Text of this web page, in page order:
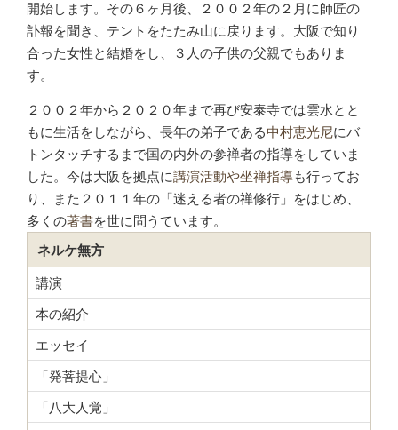
開始します。その６ヶ月後、２００２年の２月に師匠の
訃報を聞き、テントをたたみ山に戻ります。大阪で知り
合った女性と結婚をし、３人の子供の父親でもありま
す。
２００２年から２０２０年まで再び安泰寺では雲水とと
もに生活をしながら、長年の弟子である中村恵光尼にバ
トンタッチするまで国の内外の参禅者の指導をしていま
した。今は大阪を拠点に講演活動や坐禅指導も行ってお
り、また２０１１年の「迷える者の禅修行」をはじめ、
多くの著書を世に問うています。
ネルケ無方
講演
本の紹介
エッセイ
「発菩提心」
「八大人覚」